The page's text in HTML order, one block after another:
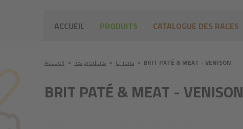
Accueil ● les produits ● Chiens ● BRIT PATÉ & MEAT - VENISON
BRIT PATÉ & MEAT - VENISON
ACCUEIL PRODUITS CATALOGUE DES RACES